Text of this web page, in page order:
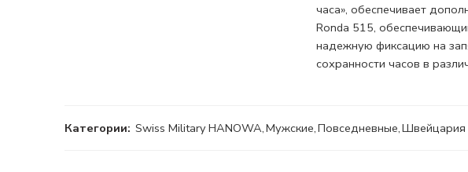
часа», обеспечивает
Ronda 515,
надежную фиксацию на
сохранности часов в
Категории: Swiss Military HANOWA,Мужские,Повседневные,Швейцария